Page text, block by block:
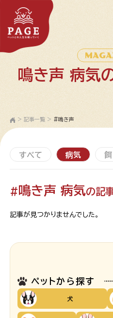
鳴き声 病気
> 記事一覧 > #鳴き声
すべて 病気 餌
# 鳴き声 病気の記
記事が見つかりませんでした。
ペットから探す
犬